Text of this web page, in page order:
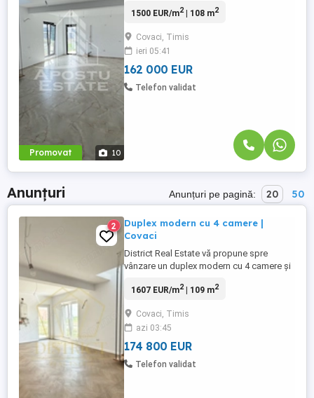
Promovat 10
construcție: Structură din zidărie de 25 cm
fonică și termică excelentă Izolație cu
polistiren de 10 cm EPS 100 Placă
superioară izolată cu polistiren ...
1500 EUR/m2| 108 m2
Covaci, Timis
ieri 05:41
162 000 EUR
Telefon validat
Anunțuri Anunțuri pe pagină: 20 50
2
Duplex modern cu 4 camere |
Covaci
District Real Estate vă propune spre
vânzare un duplex modern cu 4 camere și
de Dumbrăvița într o zonă liniștită aflată în
Duplexul are o suprafață utilă de 108,8 mp
și este amplasat pe un teren de 375 mp
oferind ...
1607 EUR/m2| 109 m2
Covaci, Timis
azi 03:45
174 800 EUR
Telefon validat